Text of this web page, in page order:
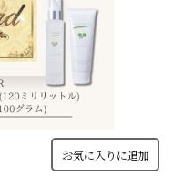
お気に入りに追加